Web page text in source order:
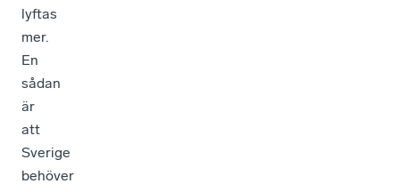
lyftas
mer.
En
sådan
är
att
Sverige
behöver